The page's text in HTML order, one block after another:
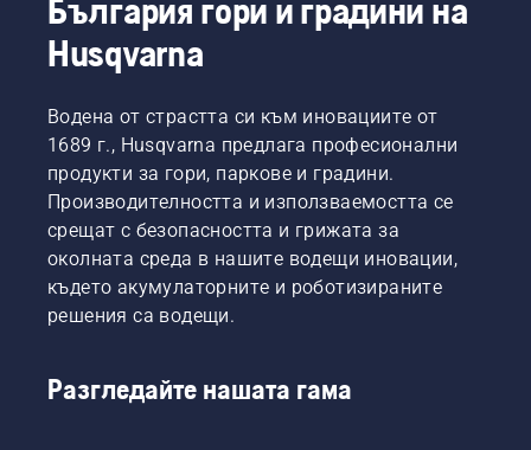
България гори и градини на
Husqvarna
Водена от страстта си към иновациите от
1689 г., Husqvarna предлага професионални
продукти за гори, паркове и градини.
Производителността и използваемостта се
срещат с безопасността и грижата за
околната среда в нашите водещи иновации,
където акумулаторните и роботизираните
решения са водещи.
Разгледайте нашата гама